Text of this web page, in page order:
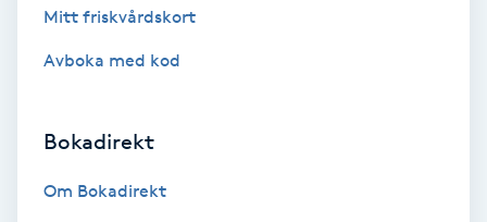
Nagelsvamp
Nagelvård
Naglar borttagning
Mitt friskvårdskort
Avboka med kod
Bokadirekt
Om Bokadirekt